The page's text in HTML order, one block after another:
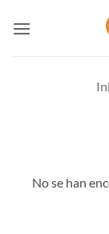
No se han